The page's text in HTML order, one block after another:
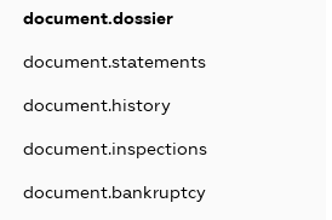
document.dossier
document.statements
document.history
document.inspections
document.bankruptcy